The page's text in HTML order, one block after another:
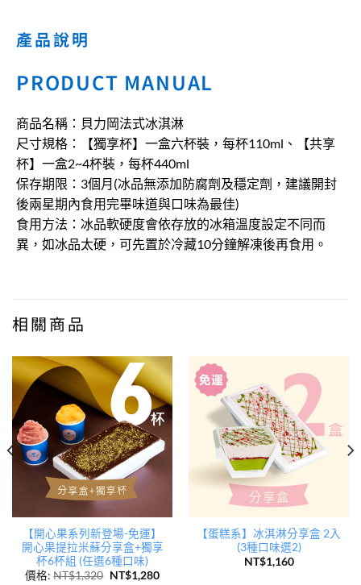
產品說明
PRODUCT MANUAL
商品名稱：貝力岡法式冰淇淋
尺寸規格：【獨享杯】一盒六杯裝，每杯110ml、【共享
杯】一盒2~4杯裝，每杯440ml
保存期限：3個月(冰品無添加防腐劑及穩定劑，建議開封
後兩星期內食用完畢味道與口味為最佳)
食用方法：冰品軟硬度會依存放的冰箱溫度設定不同而
異，如冰品太硬，可先置於冷藏10分鐘解凍後再食用。
相關商品
【開心果系列新登場-免運】
開心果提拉米蘇分享盒+獨享
杯6杯組 (任選6種口味)
價格:NT$1,320 NT$1,280
【蛋糕系】冰淇淋分享盒 2入
(3種口味選2)
NT$1,160